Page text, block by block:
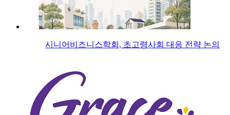
시니어비즈니스학회, 초고령사회 대응 전략 논의